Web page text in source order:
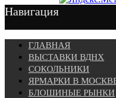
Навигация
ГЛАВНАЯ
ВЫСТАВКИ ВДНХ
СОКОЛЬНИКИ
ЯРМАРКИ В
БЛОШИНЫЕ РЫНКИ